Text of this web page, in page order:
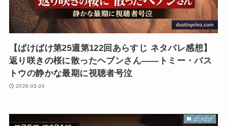
【ばけばけ第25週第122回あらすじ ネタバレ感想】
返り咲きの桜に散ったヘブンさん――トミー・バス
トウの静かな最期に視聴者号泣
2026-03-24
ばけばけ